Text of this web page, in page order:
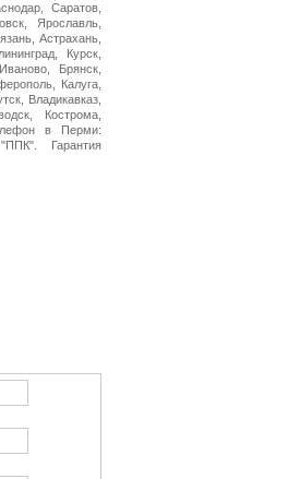
Саратов,
Ярославль,
Астрахань,
Курск,
Брянск,
Калуга,
Владикавказ,
Кострома,
в Перми:
Гарантия